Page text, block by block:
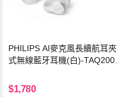
PHILIPS AI麥克風長續航耳夾
式無線藍牙耳機(白)-TAQ2000
$1,780